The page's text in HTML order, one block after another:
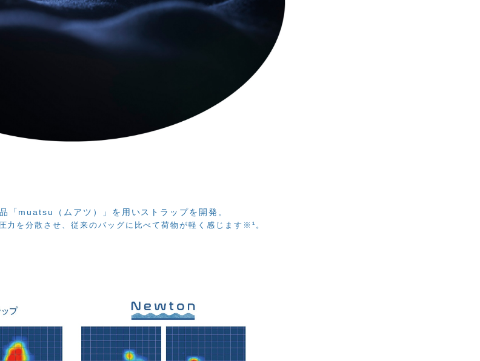
「muatsu（ムアツ）」を用いストラップを開発。
力を分散させ、従来のバッグに比べて荷物が軽く感じます※¹。